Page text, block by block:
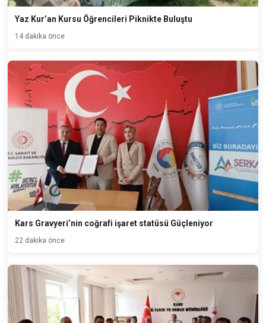
Yaz Kur’an Kursu Öğrencileri Piknikte Buluştu
14 dakika önce
Kars Gravyeri’nin coğrafi işaret statüsü Güçleniyor
22 dakika önce